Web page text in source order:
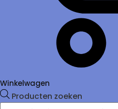
Winkelwagen
Producten zoeken